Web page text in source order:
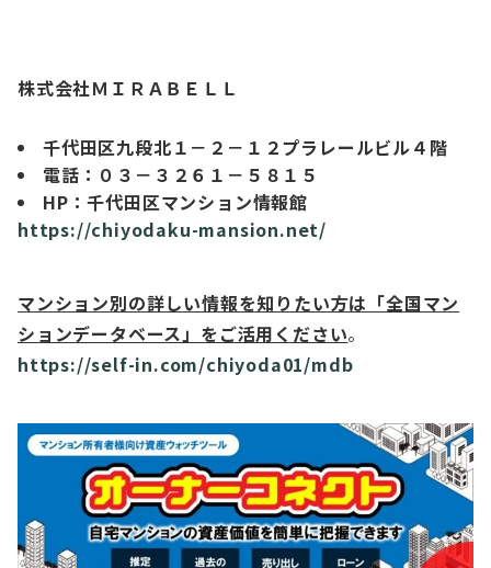
株式会社ＭＩＲＡＢＥＬＬ
千代田区九段北１－２－１２プラレールビル４階
電話：０３－３２６１－５８１５
HP：千代田区マンション情報館
https://chiyodaku-mansion.net/
マンション別の詳しい情報を知りたい方は「全国マン
ションデータベース」をご活用ください。
https://self-in.com/chiyoda01/mdb